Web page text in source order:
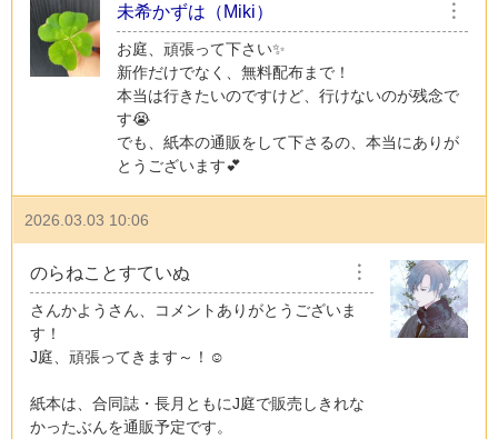
未希かずは（Miki） ︙
お庭、頑張って下さい✨
新作だけでなく、無料配布まで！
本当は行きたいのですけど、行けないのが残念で
す😭
でも、紙本の通販をして下さるの、本当にありが
とうございます💕
2026.03.03 10:06
のらねことすていぬ ︙
さんかようさん、コメントありがとうございま
す！
J庭、頑張ってきます～！☺
紙本は、合同誌・長月ともにJ庭で販売しきれな
かったぶんを通販予定です。